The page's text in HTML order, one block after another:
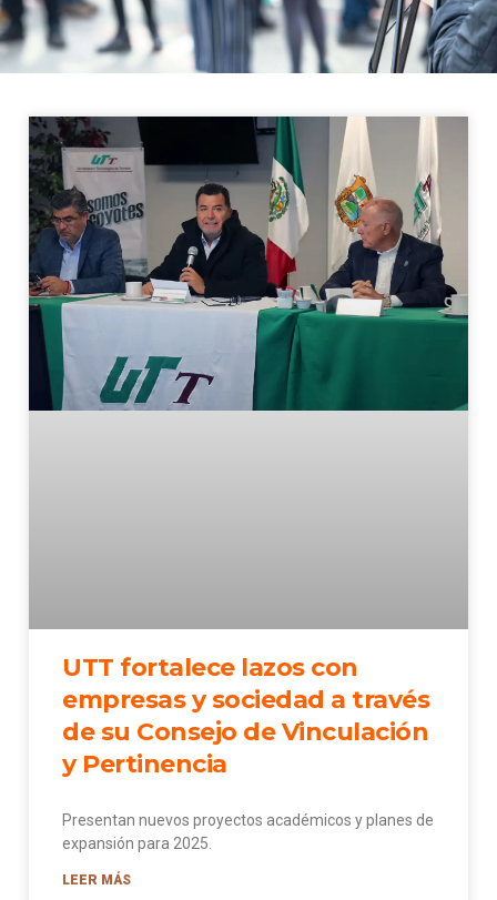
UTT fortalece lazos con
empresas y sociedad a través
de su Consejo de Vinculación
y Pertinencia
Presentan nuevos proyectos académicos y planes de
expansión para 2025.
LEER MÁS